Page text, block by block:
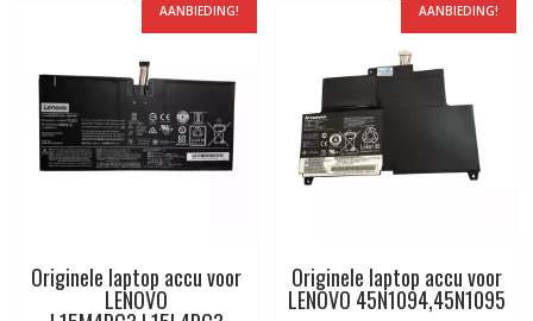
AANBIEDING!
Originele laptop accu voor
LENOVO
AANBIEDING!
Originele laptop accu voor
LENOVO 45N1094,45N1095